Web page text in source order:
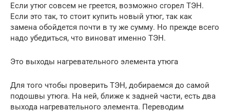
Если утюг совсем не греется, возможно сгорел ТЭН.
Если это так, то стоит купить новый утюг, так как
замена обойдется почти в ту же сумму. Но прежде всего
надо убедиться, что виноват именно ТЭН.
Это выходы нагревательного элемента утюга
Для того чтобы проверить ТЭН, добираемся до самой
подошвы утюга. На ней, ближе к задней части, есть два
выхода нагревательного элемента. Переводим